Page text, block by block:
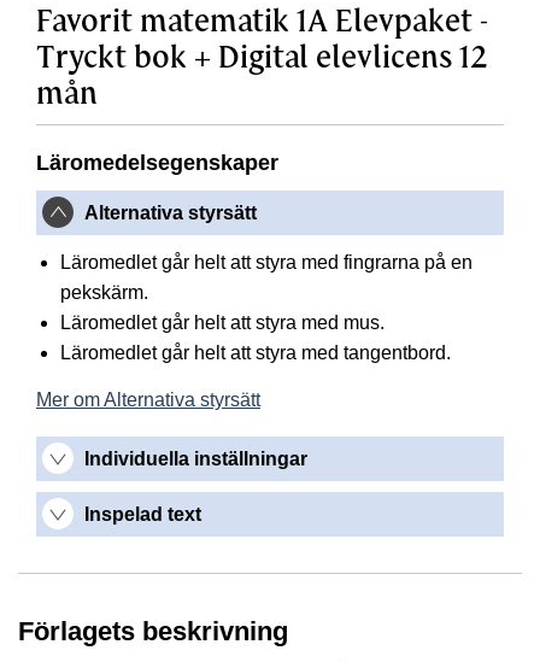
Favorit matematik 1A Elevpaket -
Tryckt bok + Digital elevlicens 12
mån
Läromedelsegenskaper
Alternativa styrsätt
Läromedlet går helt att styra med fingrarna på en
pekskärm.
Läromedlet går helt att styra med mus.
Läromedlet går helt att styra med tangentbord.
Mer om Alternativa styrsätt
Individuella inställningar
Inspelad text
Förlagets beskrivning